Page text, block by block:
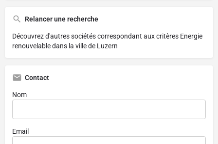
Relancer une recherche
Découvrez d'autres sociétés correspondant aux critères Energie
renouvelable dans la ville de Luzern
Contact
Nom
Email